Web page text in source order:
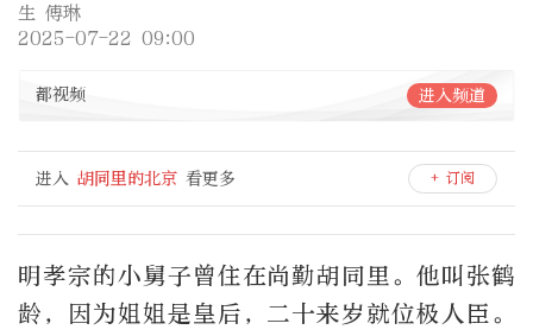
生 傅琳
2025-07-22 09:00
都视频 进入频道
进入 胡同里的北京 看更多 + 订阅
明孝宗的小舅子曾住在尚勤胡同里。他叫张鹤
龄，因为姐姐是皇后，二十来岁就位极人臣。